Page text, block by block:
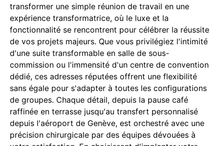
transformer une simple réunion de travail en une
expérience transformatrice, où le luxe et la
fonctionnalité se rencontrent pour célébrer la réussite
de vos projets majeurs. Que vous privilégiez l'intimité
d'une suite transformable en salle de sous-
commission ou l'immensité d'un centre de convention
dédié, ces adresses réputées offrent une flexibilité
sans égale pour s'adapter à toutes les configurations
de groupes. Chaque détail, depuis la pause café
raffinée en terrasse jusqu'au transfert personnalisé
depuis l'aéroport de Genève, est orchestré avec une
précision chirurgicale par des équipes dévouées à